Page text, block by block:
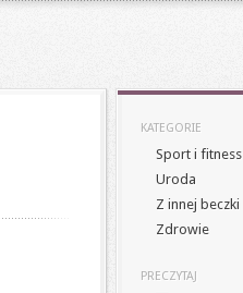
KATEGORIE
Sport i fitness
Uroda
Z innej beczki
Zdrowie
PRECZYTAJ